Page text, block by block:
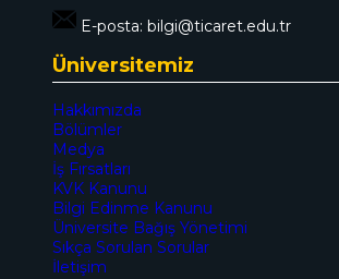
E-posta: bilgi@ticaret.edu.tr
Üniversitemiz
Hakkımızda
Bölümler
Medya
İş Fırsatları
KVK Kanunu
Bilgi Edinme Kanunu
Üniversite Bağış Yönetimi
Sıkça Sorulan Sorular
İletişim